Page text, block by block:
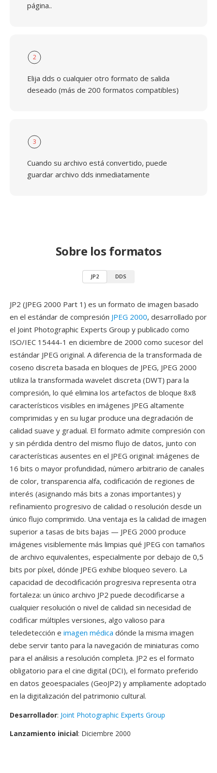
página..
2
Elija dds o cualquier otro formato de salida
deseado (más de 200 formatos compatibles)
3
Cuando su archivo está convertido, puede
guardar archivo dds inmediatamente
Sobre los formatos
JP2 DDS
JP2 (JPEG 2000 Part 1) es un formato de imagen basado
en el estándar de compresión JPEG 2000, desarrollado por
el Joint Photographic Experts Group y publicado como
ISO/IEC 15444-1 en diciembre de 2000 como sucesor del
estándar JPEG original. A diferencia de la transformada de
coseno discreta basada en bloques de JPEG, JPEG 2000
utiliza la transformada wavelet discreta (DWT) para la
compresión, lo qué elimina los artefactos de bloque 8x8
característicos visibles en imágenes JPEG altamente
comprimidas y en su lugar produce una degradación de
calidad suave y gradual. El formato admite compresión con
y sin pérdida dentro del mismo flujo de datos, junto con
características ausentes en el JPEG original: imágenes de
16 bits o mayor profundidad, número arbitrario de canales
de color, transparencia alfa, codificación de regiones de
interés (asignando más bits a zonas importantes) y
refinamiento progresivo de calidad o resolución desde un
único flujo comprimido. Una ventaja es la calidad de imagen
superior a tasas de bits bajas — JPEG 2000 produce
imágenes visiblemente más limpias qué JPEG con tamaños
de archivo equivalentes, especialmente por debajo de 0,5
bits por píxel, dónde JPEG exhibe bloqueo severo. La
capacidad de decodificación progresiva representa otra
fortaleza: un único archivo JP2 puede decodificarse a
cualquier resolución o nivel de calidad sin necesidad de
codificar múltiples versiones, algo valioso para
teledetección e imagen médica dónde la misma imagen
debe servir tanto para la navegación de miniaturas como
para el análisis a resolución completa. JP2 es el formato
obligatorio para el cine digital (DCI), el formato preferido
en datos geoespaciales (GeoJP2) y ampliamente adoptado
en la digitalización del patrimonio cultural.
Desarrollador: Joint Photographic Experts Group
Lanzamiento inicial: Diciembre 2000